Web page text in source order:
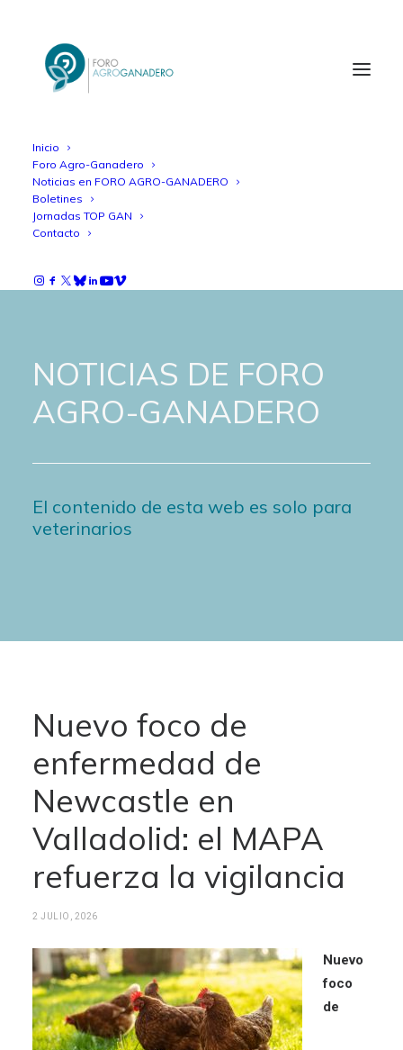
Inicio
Foro Agro-Ganadero
Noticias en FORO AGRO-GANADERO
Boletines
Jornadas TOP GAN
Contacto
NOTICIAS DE FORO
AGRO-GANADERO
El contenido de esta web es solo para
veterinarios
Nuevo foco de
enfermedad de
Newcastle en
Valladolid: el MAPA
refuerza la vigilancia
2 JULIO, 2026
Nuevo
foco
de